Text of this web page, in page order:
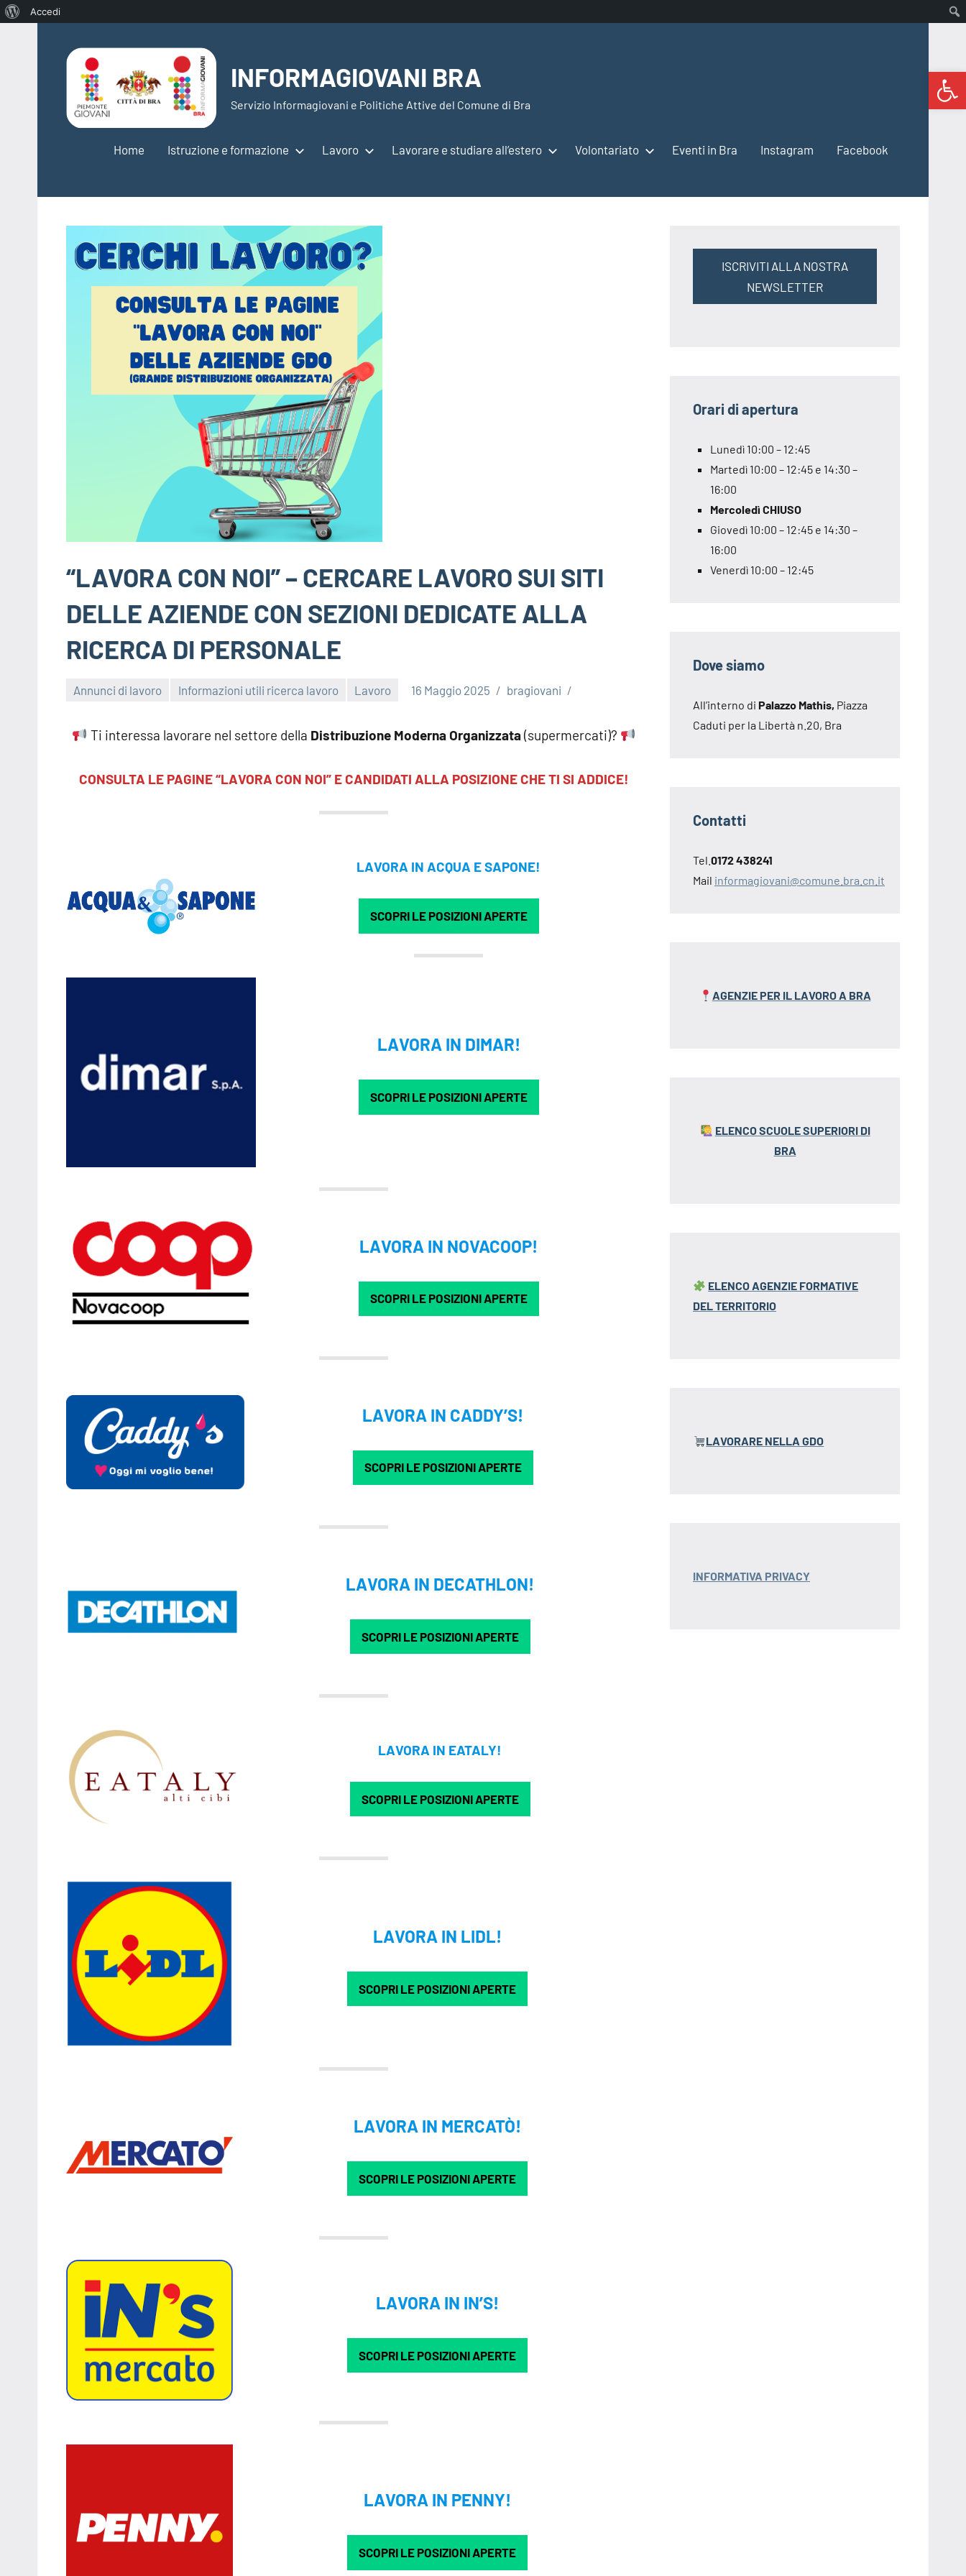
Informazioni
WordPress
Accedi
contenuto
INFORMAGIOVANI BRA
Servizio Informagiovani e Politiche Attive del Comune di Bra
Home Istruzione e formazione Lavoro Lavorare e studiare all’estero Volontariato Eventi in Bra Instagram Facebook
“LAVORA CON NOI” – CERCARE LAVORO SUI SITI
DELLE AZIENDE CON SEZIONI DEDICATE ALLA
RICERCA DI PERSONALE
Annunci di lavoro Informazioni utili ricerca lavoro Lavoro 16 Maggio 2025 bragiovani
Ti interessa lavorare nel settore della Distribuzione Moderna Organizzata(supermercati)?
CONSULTA LE PAGINE “LAVORA CON NOI” E CANDIDATI ALLA POSIZIONE CHE TI SI ADDICE!
LAVORA IN ACQUA E SAPONE!
SCOPRI LE POSIZIONI APERTE
LAVORA IN DIMAR!
SCOPRI LE POSIZIONI APERTE
LAVORA IN NOVACOOP!
SCOPRI LE POSIZIONI APERTE
LAVORA IN CADDY’S!
SCOPRI LE POSIZIONI APERTE
LAVORA IN DECATHLON!
SCOPRI LE POSIZIONI APERTE
LAVORA IN EATALY!
SCOPRI LE POSIZIONI APERTE
LAVORA IN LIDL!
SCOPRI LE POSIZIONI APERTE
LAVORA IN MERCATÒ!
SCOPRI LE POSIZIONI APERTE
LAVORA IN IN’S!
SCOPRI LE POSIZIONI APERTE
LAVORA IN PENNY!
SCOPRI LE POSIZIONI APERTE
ISCRIVITI ALLA NOSTRA
NEWSLETTER
Orari di apertura
Lunedì 10:00 – 12:45
Martedì 10:00 – 12:45 e 14:30 –
16:00
Mercoledì CHIUSO
Giovedì 10:00 – 12:45 e 14:30 –
16:00
Venerdì 10:00 – 12:45
Dove siamo
All’interno di Palazzo Mathis, Piazza
Caduti per la Libertà n.20, Bra
Contatti
Tel. 0172 438241
Mail informagiovani@comune.bra.cn.it
AGENZIE PER IL LAVORO A BRA
ELENCO SCUOLE SUPERIORI DI
BRA
ELENCO AGENZIE FORMATIVE
DEL TERRITORIO
LAVORARE NELLA GDO
INFORMATIVA PRIVACY